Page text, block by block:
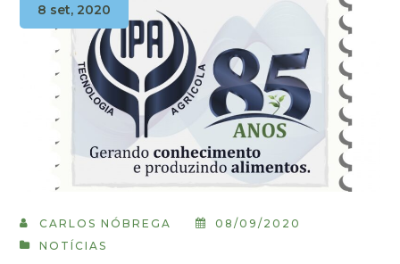
8 set, 2020
CARLOS NÓBREGA
08/09/2020
NOTÍCIAS